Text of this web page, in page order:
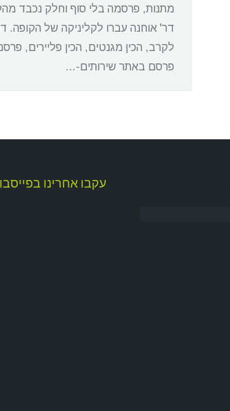
מתנות, פרסמה בלי סוף וחלק נכבד
דר' אוחנה עברו לקליניקה של הקופה.
לקרב, הכין מגנטים, הכין פליירים,
פרסם באתר שירותים-…
עקבו אחרינו